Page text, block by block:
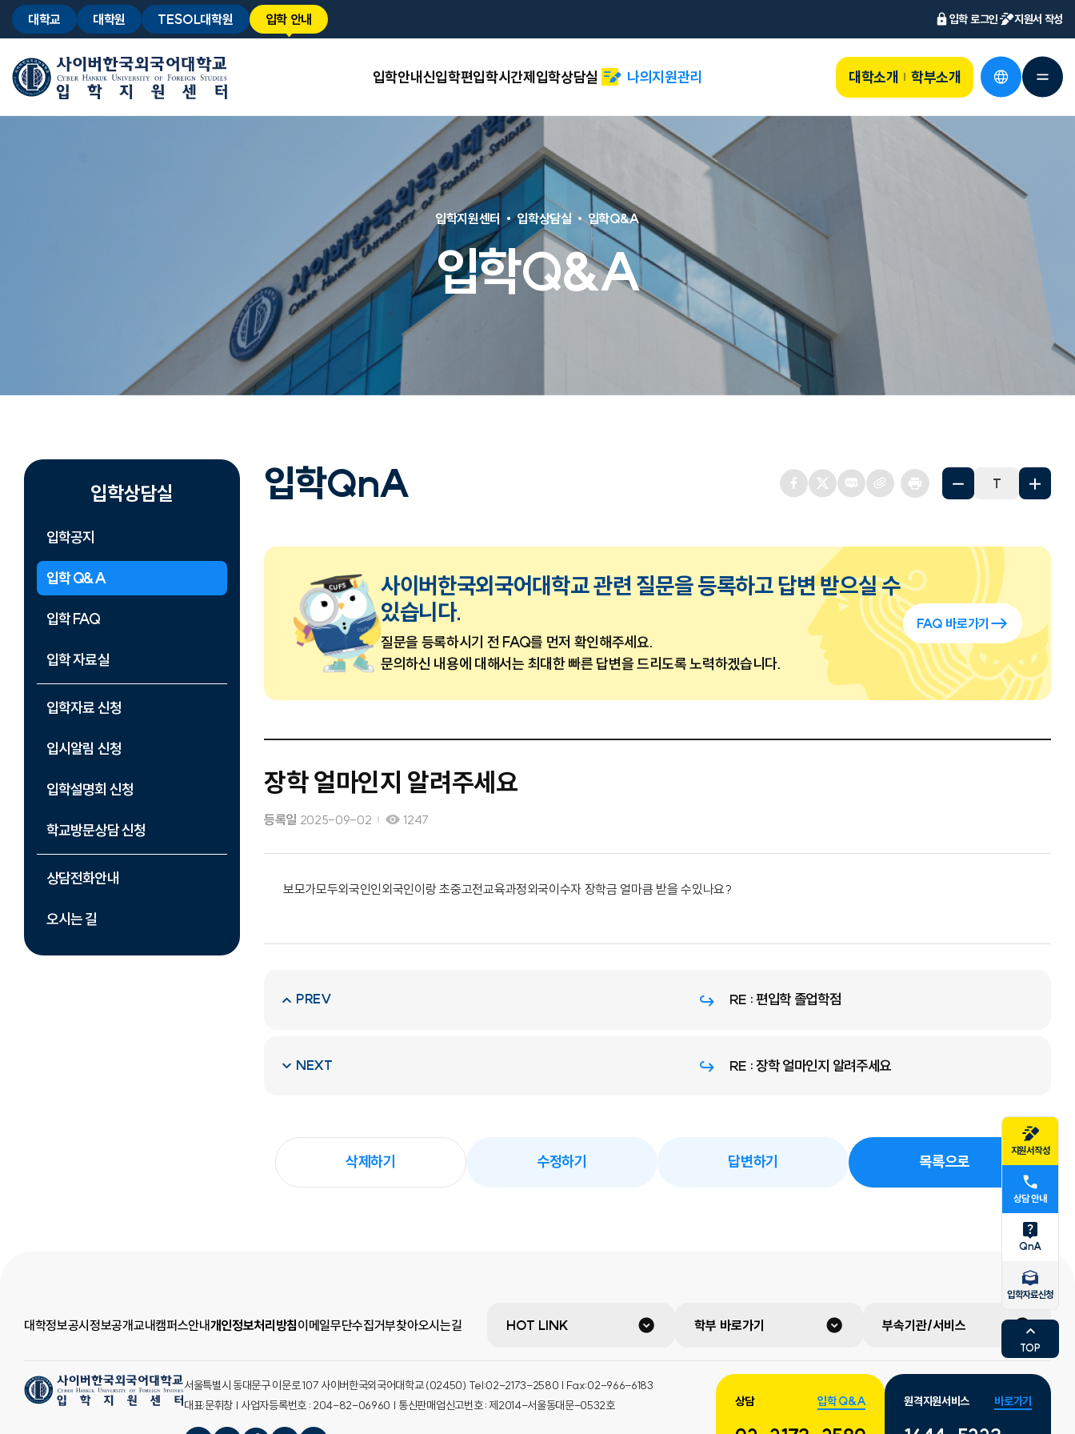
대학교 대학원 TESOL대학원 입학 안내 입학 로그인 지원서 작성
대학소개 학부소개
입학안내신입학편입학시간제입학상담실 나의지원관리
입학Q&A
입학지원센터 입학상담실 입학Q&A
입학상담실
입학공지
입학 Q&A
입학 FAQ
입학 자료실
입학자료 신청
입시알림 신청
입학설명회 신청
학교방문상담 신청
상담전화안내
오시는 길
입학QnA T
사이버한국외국어대학교 관련 질문을 등록하고 답변 받으실 수
있습니다.
질문을 등록하시기 전 FAQ를 먼저 확인해주세요.
문의하신 내용에 대해서는 최대한 빠른 답변을 드리도록 노력하겠습니다.
FAQ 바로가기
장학 얼마인지 알려주세요
등록일 2025-09-02 1247
보모가모두외국인인외국인이랑 초중고전교육과정외국이수자 장학금 얼마큼 받을 수있나요?
PREV RE : 편입학 졸업학점
NEXT RE : 장학 얼마인지 알려주세요
삭제하기 수정하기 답변하기 목록으로
대학정보공시정보공개교내캠퍼스안내개인정보처리방침이메일무단수집거부찾아오시는길 HOT LINK 학부 바로가기 부속기관/서비스
서울특별시 동대문구 이문로 107 사이버한국외국어대학교 (02450) Tel:02-2173-2580 | Fax:02-966-6183
대표:문휘창 | 사업자등록번호 : 204-82-06960 | 통신판매업신고번호 : 제2014-서울동대문-0532호
상담 입학 Q&A 원격지원서비스 바로가기
지원서작성
상담 안내
QnA
입학자료신청
TOP